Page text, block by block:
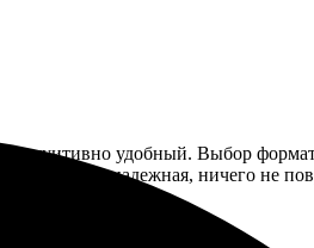
интуитивно удобный. Выбор
Упаковка надежная, ничего не